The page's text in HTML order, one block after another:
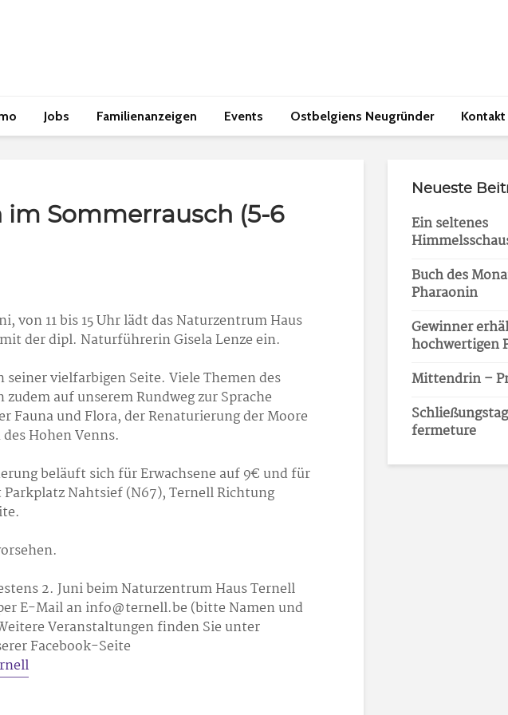
Jobs Familienanzeigen Events Ostbelgiens Neugründer Kontakt
im Sommerrausch (5-6
von 11 bis 15 Uhr lädt das Naturzentrum Haus
der dipl. Naturführerin Gisela Lenze ein.
seiner vielfarbigen Seite. Viele Themen des
auf unserem Rundweg zur Sprache
Fauna und Flora, der Renaturierung der Moore
Hohen Venns.
beläuft sich für Erwachsene auf 9€ und für
Nahtsief (N67), Ternell Richtung
2. Juni beim Naturzentrum Haus Ternell
E-Mail an info@ternell.be (bitte Namen und
Veranstaltungen finden Sie unter
Facebook-Seite
Neueste
Ein seltenes
Buch des
Pharaonin
Gewinner
hochwertigen
Mittendrin –
fermeture